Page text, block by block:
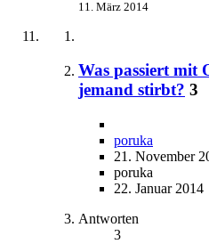
11. März 2014
Was passiert mit
jemand stirbt? 3
poruka
21. November
poruka
22. Januar 2014
Antworten
3